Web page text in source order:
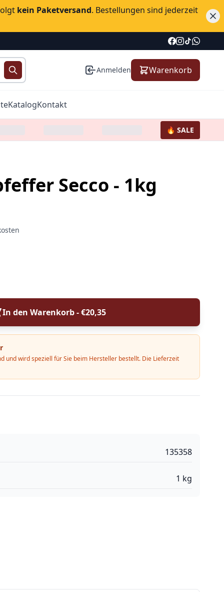
kein Paketversand. Bestellungen sind jederzeit
Anmelden Warenkorb
KatalogKontakt
🔥 SALE
Secco - 1kg
In den Warenkorb - €20,35
und wird speziell für Sie beim Hersteller bestellt. Die Lieferzeit
135358
1 kg